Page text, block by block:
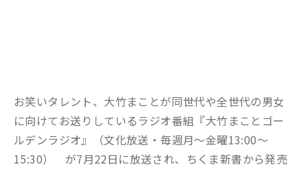
お笑いタレント、大竹まことが同世代や全世代の男女
に向けてお送りしているラジオ番組『大竹まことゴー
ルデンラジオ』（文化放送・毎週月〜金曜13:00～
15:30） が7月22日に放送され、ちくま新書から発売